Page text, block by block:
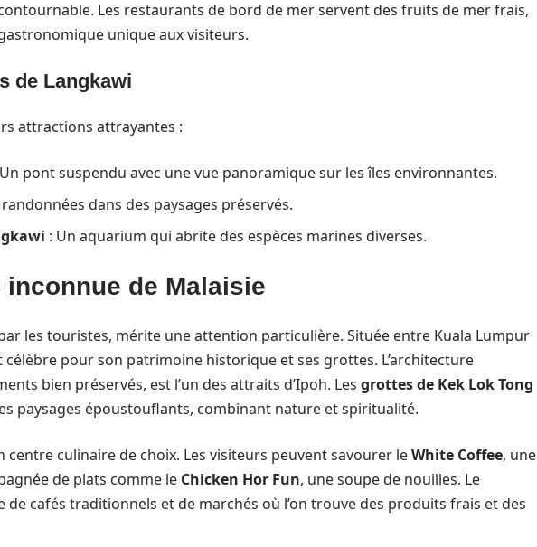
Les restaurants de bord de mer servent des fruits de mer frais,
unique aux visiteurs.
de Langkawi
attractions attrayantes :
pont suspendu avec une vue panoramique sur les îles environnantes.
dans des paysages préservés.
: Un aquarium qui abrite des espèces marines diverses.
de Malaisie
les touristes, mérite une attention particulière. Située entre Kuala Lumpur
célèbre pour son patrimoine historique et ses grottes. L’architecture
bien préservés, est l’un des attraits d’Ipoh. Les grottes de Kek Lok Tong
paysages époustouflants, combinant nature et spiritualité.
centre culinaire de choix. Les visiteurs peuvent savourer leWhite Coffee, une
de plats comme le Chicken Hor Fun, une soupe de nouilles. Le
cafés traditionnels et de marchés où l’on trouve des produits frais et des